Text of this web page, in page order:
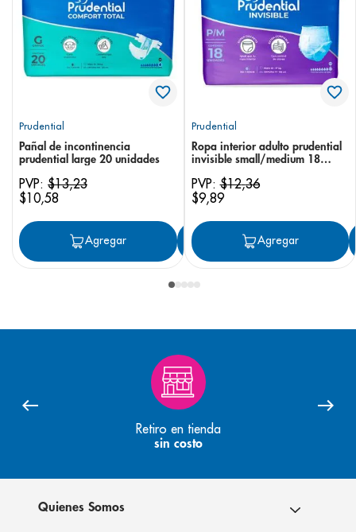
Prudential
Pañal de incontinencia
prudential large 20 unidades
PVP: $13,23
$10,58
Agregar Agregar
Prudential
Ropa interior adulto prudential
invisible small/medium 18
PVP:$12,36
$9,89
Agregar
Retiro en tienda
sin costo
Quienes Somos